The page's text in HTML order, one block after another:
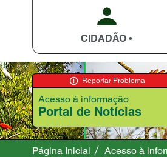
CIDADÃO •
Reportar Problema
Portal de Notícias
Acesso à informação
Página Inicial Acesso à